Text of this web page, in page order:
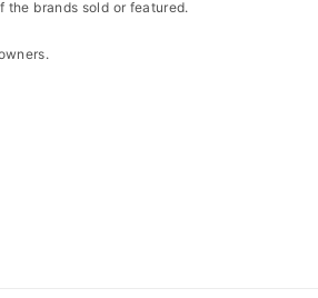
brands sold or featured.